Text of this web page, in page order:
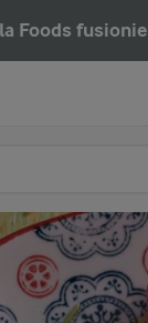
Foods